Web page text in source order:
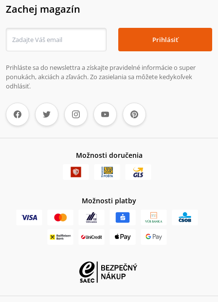
Zachej magazín
Prihlásiť
Prihláste sa do newslettra a získajte pravidelné informácie o super
ponukách, akciách a zľavách. Zo zasielania sa môžete kedykoľvek
odhlásiť.
Možnosti doručenia
Možnosti platby